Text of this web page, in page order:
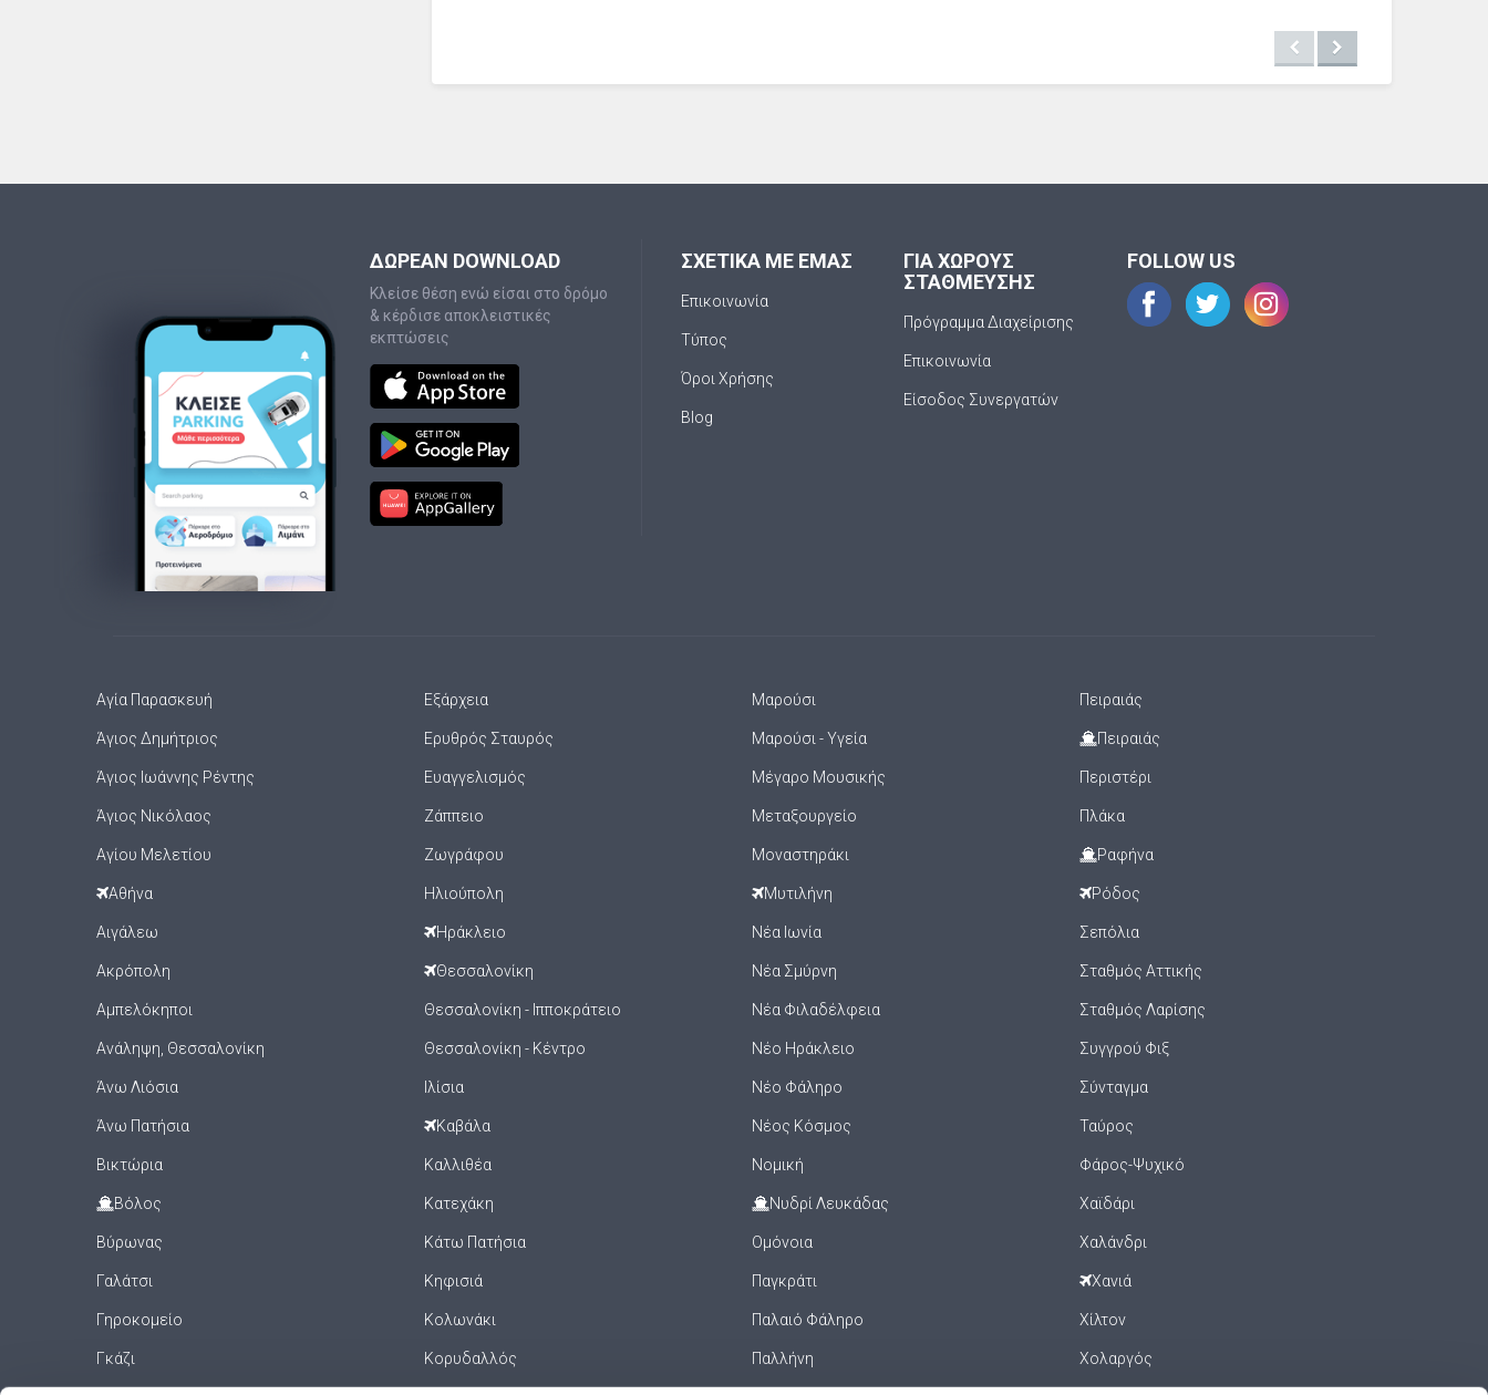
ΔΩΡΕΑΝ DOWNLOAD
Κλείσε θέση ενώ είσαι στο δρόμο
& κέρδισε αποκλειστικές
εκπτώσεις
ΣΧΕΤΙΚΑ ΜΕ ΕΜΑΣ
Επικοινωνία
Τύπος
Όροι Χρήσης
Blog
ΓΙΑ ΧΩΡΟΥΣ
ΣΤΑΘΜΕΥΣΗΣ
Πρόγραμμα Διαχείρισης
Επικοινωνία
Είσοδος Συνεργατών
FOLLOW US
Αγία Παρασκευή
Άγιος Δημήτριος
Άγιος Ιωάννης Ρέντης
Άγιος Νικόλαος
Αγίου Μελετίου
Αθήνα
Αιγάλεω
Ακρόπολη
Αμπελόκηποι
Ανάληψη, Θεσσαλονίκη
Άνω Λιόσια
Άνω Πατήσια
Βικτώρια
Βόλος
Βύρωνας
Γαλάτσι
Γηροκομείο
Γκάζι
Εξάρχεια
Ερυθρός Σταυρός
Ευαγγελισμός
Ζάππειο
Ζωγράφου
Ηλιούπολη
Ηράκλειο
Θεσσαλονίκη
Θεσσαλονίκη - Ιπποκράτειο
Θεσσαλονίκη - Κέντρο
Ιλίσια
Καβάλα
Καλλιθέα
Κατεχάκη
Κάτω Πατήσια
Κηφισιά
Κολωνάκι
Κορυδαλλός
Μαρούσι
Μαρούσι - Υγεία
Μέγαρο Μουσικής
Μεταξουργείο
Μοναστηράκι
Μυτιλήνη
Νέα Ιωνία
Νέα Σμύρνη
Νέα Φιλαδέλφεια
Νέο Ηράκλειο
Νέο Φάληρο
Νέος Κόσμος
Νομική
Νυδρί Λευκάδας
Ομόνοια
Παγκράτι
Παλαιό Φάληρο
Παλλήνη
Πειραιάς
Πειραιάς
Περιστέρι
Πλάκα
Ραφήνα
Ρόδος
Σεπόλια
Σταθμός Αττικής
Σταθμός Λαρίσης
Συγγρού Φιξ
Σύνταγμα
Ταύρος
Φάρος-Ψυχικό
Χαϊδάρι
Χαλάνδρι
Χανιά
Χίλτον
Χολαργός